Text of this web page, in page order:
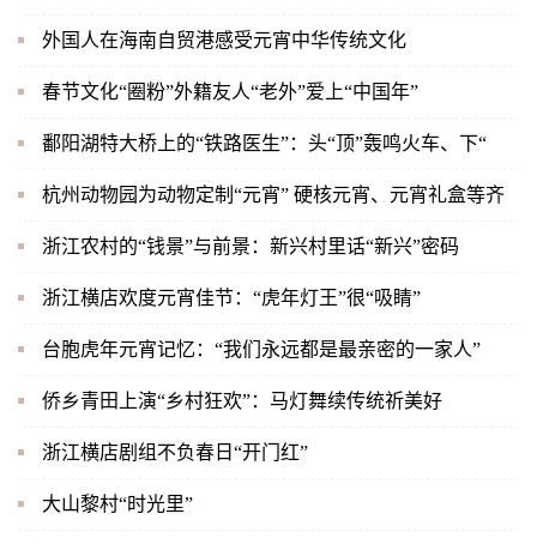
外国人在海南自贸港感受元宵中华传统文化
春节文化“圈粉”外籍友人“老外”爱上“中国年”
鄱阳湖特大桥上的“铁路医生”：头“顶”轰鸣火车、下“
杭州动物园为动物定制“元宵” 硬核元宵、元宵礼盒等齐
浙江农村的“钱景”与前景：新兴村里话“新兴”密码
浙江横店欢度元宵佳节：“虎年灯王”很“吸睛”
台胞虎年元宵记忆：“我们永远都是最亲密的一家人”
侨乡青田上演“乡村狂欢”：马灯舞续传统祈美好
浙江横店剧组不负春日“开门红”
大山黎村“时光里”